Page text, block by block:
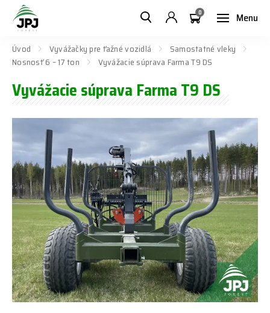
Menu
0
Úvod Vyvážačky pre ťažné vozidlá
Samostatné vleky
Nosnosť 6 – 17 ton
Vyvážacie súprava Farma T9 DS
Vyvážacie súprava Farma T9 DS